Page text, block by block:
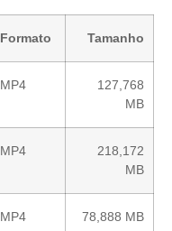
Formato Tamanho
MP4
127,768
MB
MP4
218,172
MB
MP4 78,888 MB